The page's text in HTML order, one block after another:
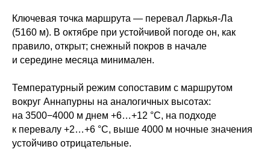
Ключевая точка маршрута — перевал Ларкья-Ла
(5160 м). В октябре при устойчивой погоде он, как
правило, открыт; снежный покров в начале
и середине месяца минимален.
Температурный режим сопоставим с маршрутом
вокруг Аннапурны на аналогичных высотах:
на 3500−4000 м днем +6…+12 °C, на подходе
к перевалу +2…+6 °C, выше 4000 м ночные значения
устойчиво отрицательные.